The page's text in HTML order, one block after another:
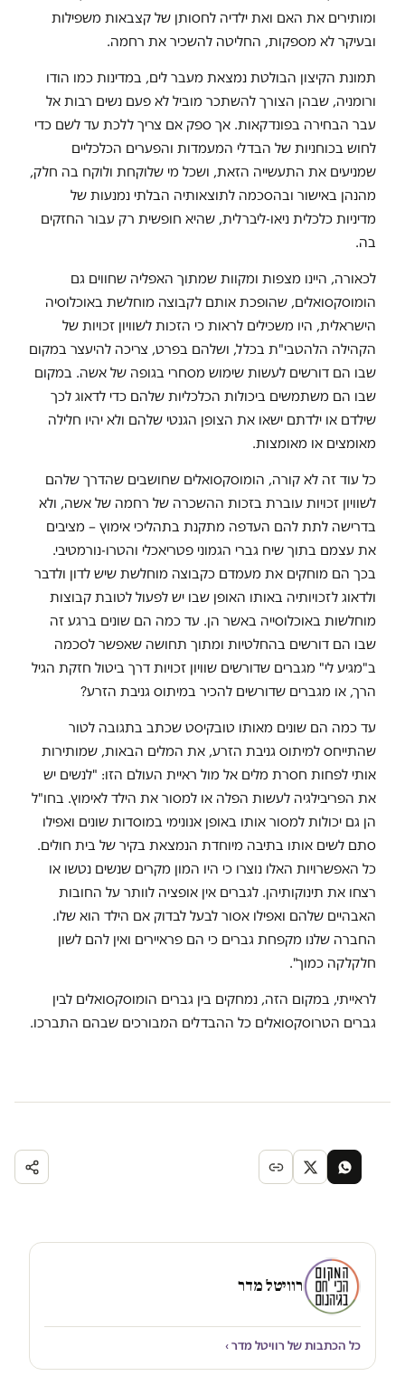
ומותירים את האם ואת ילדיה לחסותן של קצבאות משפילות
ובעיקר לא מספקות, החליטה להשכיר את רחמה.
תמונת הקיצון הבולטת נמצאת מעבר לים, במדינות כמו הודו
ורומניה, שבהן הצורך להשתכר מוביל לא פעם נשים רבות אל
עבר הבחירה בפונדקאות. אך ספק אם צריך ללכת עד לשם כדי
לחוש בכוחניות של הבדלי המעמדות והפערים הכלכליים
שמניעים את התעשייה הזאת, ושכל מי שלוקחת ולוקח בה חלק,
מהנהן באישור ובהסכמה לתוצאותיה הבלתי נמנעות של
מדיניות כלכלית ניאו-ליברלית, שהיא חופשית רק עבור החזקים
בה.
לכאורה, היינו מצפות ומקוות שמתוך האפליה שחווים גם
הומוסקסואלים, שהופכת אותם לקבוצה מוחלשת באוכלוסיה
הישראלית, היו משכילים לראות כי הזכות לשוויון זכויות של
הקהילה הלהטבי"ת בכלל, ושלהם בפרט, צריכה להיעצר במקום
שבו הם דורשים לעשות שימוש מסחרי בגופה של אשה. במקום
שבו הם משתמשים ביכולות הכלכליות שלהם כדי לדאוג לכך
שילדם או ילדתם ישאו את הצופן הגנטי שלהם ולא יהיו חלילה
מאומצים או מאומצות.
כל עוד זה לא קורה, הומוסקסואלים שחושבים שהדרך שלהם
לשוויון זכויות עוברת בזכות ההשכרה של רחמה של אשה, ולא
בדרישה לתת להם העדפה מתקנת בתהליכי אימוץ – מציבים
את עצמם בתוך שיח גברי הגמוני פטריאכלי והטרו-נורמטיבי.
בכך הם מוחקים את מעמדם כקבוצה מוחלשת שיש לדון ולדבר
ולדאוג לזכויותיה באותו האופן שבו יש לפעול לטובת קבוצות
מוחלשות באוכלוסייה באשר הן. עד כמה הם שונים ברגע זה
שבו הם דורשים בהחלטיות ומתוך תחושה שאפשר לסכמה
ב"מגיע לי" מגברים שדורשים שוויון זכויות דרך ביטול חזקת הגיל
הרך, או מגברים שדורשים להכיר במיתוס גניבת הזרע?
עד כמה הם שונים מאותו טובקיסט שכתב בתגובה לטור
שהתייחס למיתוס גניבת הזרע, את המלים הבאות, שמותירות
אותי לפחות חסרת מלים אל מול ראיית העולם הזו: "לנשים יש
את הפריבילגיה לעשות הפלה או למסור את הילד לאימוץ. בחו"ל
הן גם יכולות למסור אותו באופן אנונימי במוסדות שונים ואפילו
סתם לשים אותו בתיבה מיוחדת הנמצאת בקיר של בית חולים.
כל האפשרויות האלו נוצרו כי היו המון מקרים שנשים נטשו או
רצחו את תינוקותיהן. לגברים אין אופציה לוותר על החובות
האבהיים שלהם ואפילו אסור לבעל לבדוק אם הילד הוא שלו.
החברה שלנו מקפחת גברים כי הם פראיירים ואין להם לשון
חלקלקה כמוך".
לראייתי, במקום הזה, נמחקים בין גברים הומוסקסואלים לבין
גברים הטרוסקסואלים כל ההבדלים המבורכים שבהם התברכו.
רוויטל מדר
כל הכתבות של רוויטל מדר ›